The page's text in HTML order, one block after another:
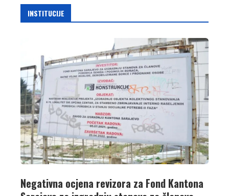
INSTITUCIJE
Negativna ocjena revizora za Fond Kantona